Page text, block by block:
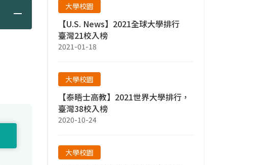
大學校園
【U.S. News】2021全球大學排行
臺灣21校入榜
2021-01-18
大學校園
【泰晤士高教】2021世界大學排行，
臺灣38校入榜
2020-10-24
大學校園